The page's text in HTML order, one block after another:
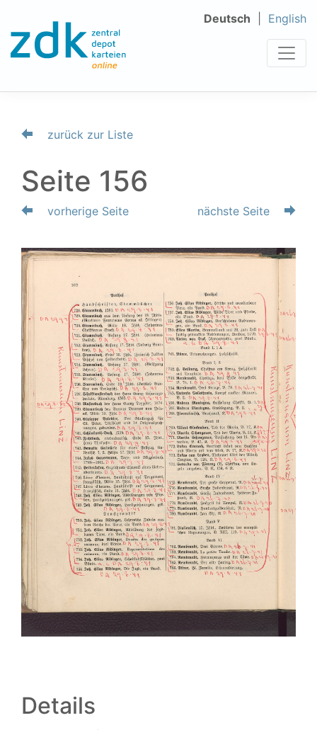
Deutsch English
zurück zur Liste
Seite 156
vorherige Seite nächste Seite
Details